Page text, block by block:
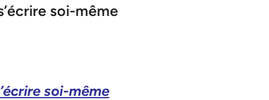
soi-même
soi-même